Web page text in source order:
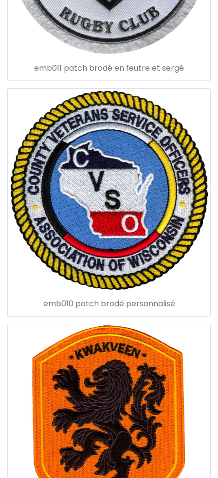
emb011 patch brodé en feutre et sergé
emb010 patch brodé personnalisé